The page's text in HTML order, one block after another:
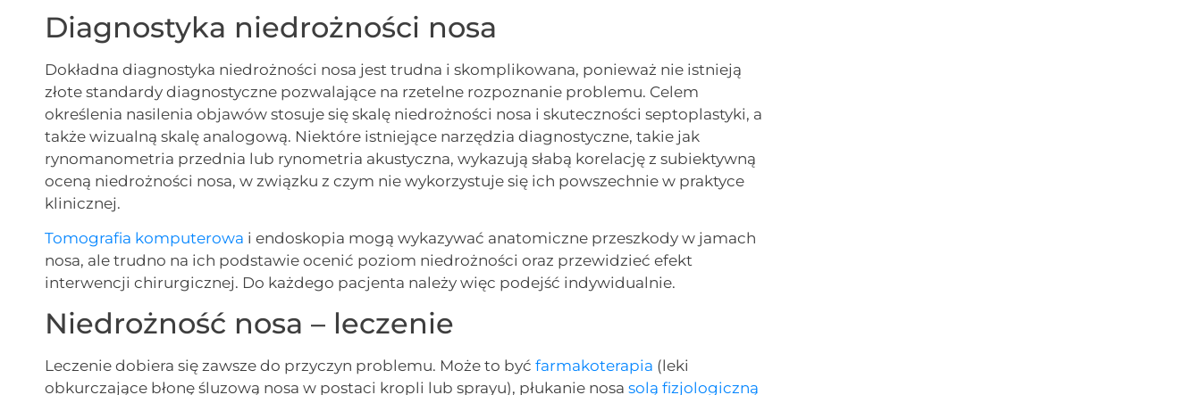
Diagnostyka niedrożności nosa
Dokładna diagnostyka niedrożności nosa jest trudna i skomplikowana, ponieważ nie istnieją
złote standardy diagnostyczne pozwalające na rzetelne rozpoznanie problemu. Celem
określenia nasilenia objawów stosuje się skalę niedrożności nosa i skuteczności septoplastyki, a
także wizualną skalę analogową. Niektóre istniejące narzędzia diagnostyczne, takie jak
rynomanometria przednia lub rynometria akustyczna, wykazują słabą korelację z subiektywną
oceną niedrożności nosa, w związku z czym nie wykorzystuje się ich powszechnie w praktyce
klinicznej.
Tomografia komputerowa i endoskopia mogą wykazywać anatomiczne przeszkody w jamach
nosa, ale trudno na ich podstawie ocenić poziom niedrożności oraz przewidzieć efekt
interwencji chirurgicznej. Do każdego pacjenta należy więc podejść indywidualnie.
Niedrożność nosa – leczenie
Leczenie dobiera się zawsze do przyczyn problemu. Może to byćfarmakoterapia (leki
obkurczające błonę śluzową nosa w postaci kropli lub sprayu), płukanie nosasolą fizjologiczną